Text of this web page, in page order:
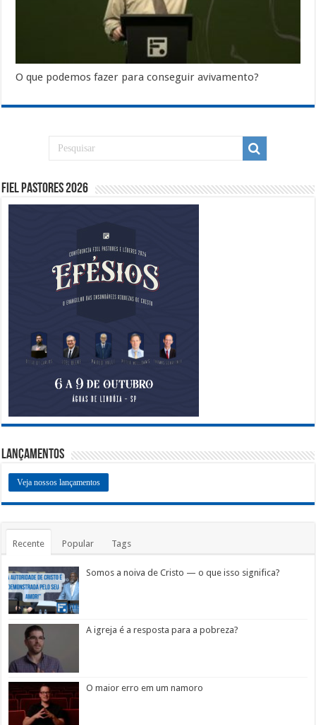
O que podemos fazer para conseguir avivamento?
Fiel Pastores 2026
Lançamentos
Veja nossos lançamentos
Recente Popular Tags
Somos a noiva de Cristo — o que isso significa?
A igreja é a resposta para a pobreza?
O maior erro em um namoro